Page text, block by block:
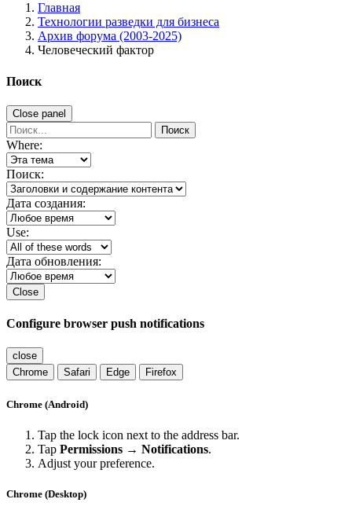
Главная
Технологии разведки для бизнеса
Архив форума (2003-2025)
Человеческий фактор
Поиск
Close panel
Поиск
Where:
Поиск:
Дата создания:
Use:
Дата обновления:
Close
Configure browser push notifications
close
Chrome
Safari Edge Firefox
Chrome (Android)
Tap the lock icon next to the address bar.
Tap Permissions → Notifications.
Adjust your preference.
Chrome (Desktop)